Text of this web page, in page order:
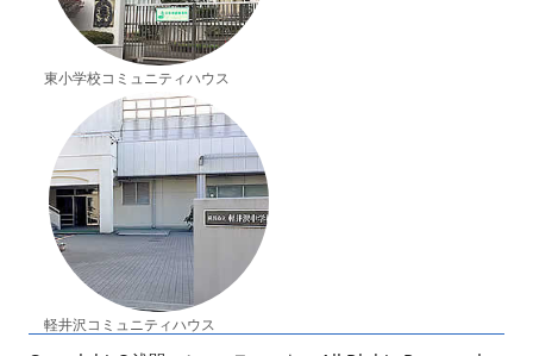
東小学校コミュニティハウス
軽井沢コミュニティハウス